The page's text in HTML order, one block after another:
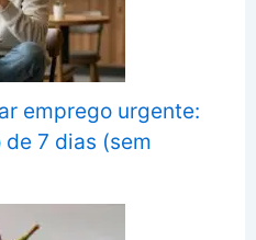
emprego urgente:
7 dias (sem